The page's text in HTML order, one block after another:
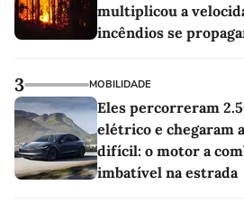
multiplicou a
incêndios se
3 MOBILIDADE
Eles percorreram
elétrico e chegaram
difícil: o motor a
imbatível na estrada